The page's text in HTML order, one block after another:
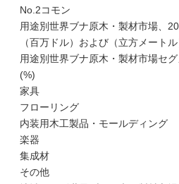
No.2コモン
用途別世界ブナ原木・製材市場、
（百万ドル）および（立方メートル
用途別世界ブナ原木・製材市場セ
(%)
家具
フローリング
内装用木工製品・モールディング
楽器
集成材
その他